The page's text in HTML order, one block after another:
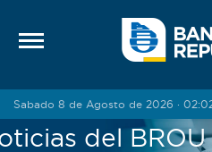
Sabado 8 de Agosto de 2026 ·
del BROU